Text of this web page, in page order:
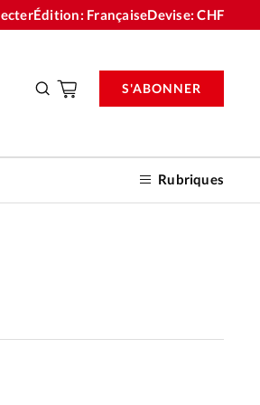
Édition: FrançaiseDevise:CHF
Rubriques
S'ABONNER